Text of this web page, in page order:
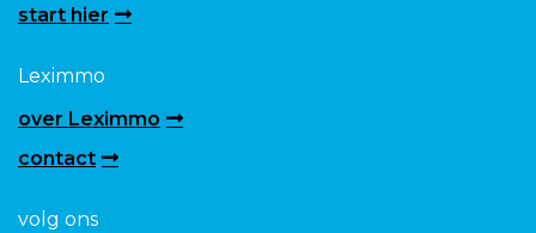
start hier
Leximmo
over Leximmo
contact
volg ons